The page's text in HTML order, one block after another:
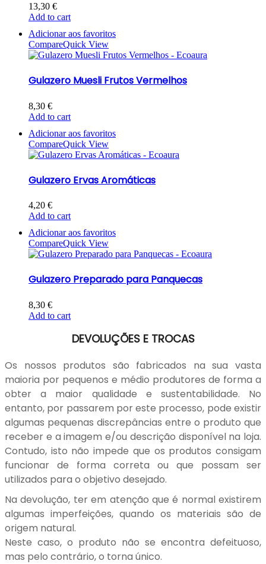
13,30 €
Add to cart
Adicionar aos favoritos
CompareQuick View
Gulazero Muesli Frutos Vermelhos
8,30 €
Add to cart
Adicionar aos favoritos
CompareQuick View
Gulazero Ervas Aromáticas
4,20 €
Add to cart
Adicionar aos favoritos
CompareQuick View
Gulazero Preparado para Panquecas
8,30 €
Add to cart
DEVOLUÇÕES E TROCAS
Os nossos produtos são fabricados na sua vasta
maioria por pequenos e médio produtores de forma a
obter a maior qualidade e sustentabilidade. No
entanto, por passarem por este processo, pode existir
algumas pequenas discrepâncias entre o produto que
receber e a imagem e/ou descrição disponível na loja.
Contudo, isto não impede que os produtos consigam
funcionar de forma correta ou que possam ser
utilizados para o objetivo desejado.
Na devolução, ter em atenção que é normal existirem
algumas imperfeições, quando os materiais são de
origem natural.
Neste caso, o produto não se encontra defeituoso,
mas pelo contrário, o torna único.